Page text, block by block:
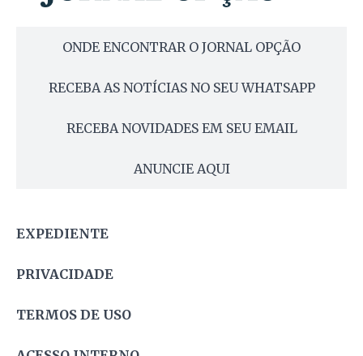
ONDE ENCONTRAR O JORNAL OPÇÃO
RECEBA AS NOTÍCIAS NO SEU WHATSAPP
RECEBA NOVIDADES EM SEU EMAIL
ANUNCIE AQUI
EXPEDIENTE
PRIVACIDADE
TERMOS DE USO